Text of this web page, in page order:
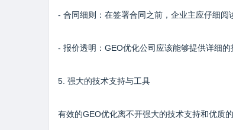
- 合同细则：在签署合同之前，企业主应仔细阅
- 报价透明：GEO优化公司应该能够提供详细
5. 强大的技术支持与工具
有效的GEO优化离不开强大的技术支持和优质